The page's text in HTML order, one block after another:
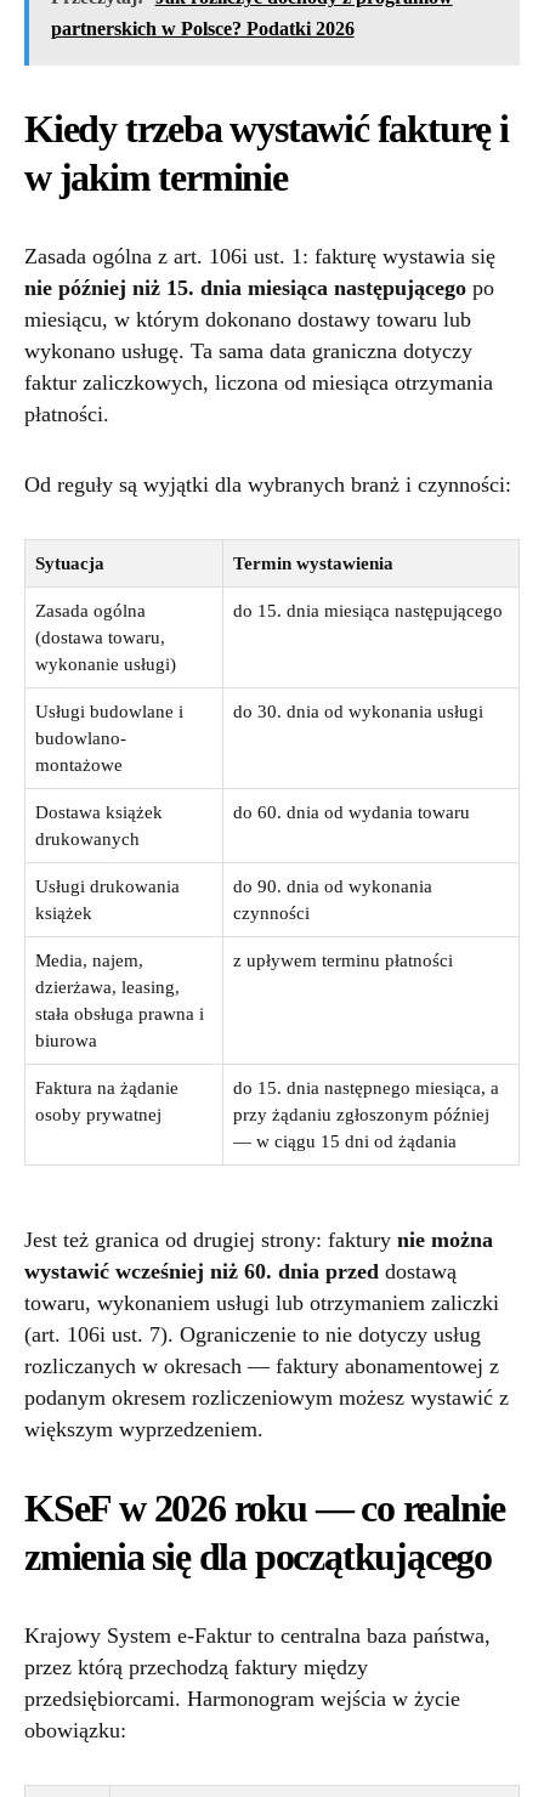
partnerskich w Polsce? Podatki 2026
Kiedy trzeba wystawić fakturę i
w jakim terminie
Zasada ogólna z art. 106i ust. 1: fakturę wystawia się
nie później niż 15. dnia miesiąca następującego po
miesiącu, w którym dokonano dostawy towaru lub
wykonano usługę. Ta sama data graniczna dotyczy
faktur zaliczkowych, liczona od miesiąca otrzymania
płatności.
Od reguły są wyjątki dla wybranych branż i czynności:
Sytuacja Termin wystawienia
Zasada ogólna
(dostawa towaru,
wykonanie usługi)
do 15. dnia miesiąca następującego
Usługi budowlane i
budowlano-
montażowe
do 30. dnia od wykonania usługi
Dostawa książek
drukowanych
do 60. dnia od wydania towaru
Usługi drukowania
książek
do 90. dnia od wykonania
czynności
Media, najem,
dzierżawa, leasing,
stała obsługa prawna i
biurowa
z upływem terminu płatności
Faktura na żądanie
osoby prywatnej
do 15. dnia następnego miesiąca, a
przy żądaniu zgłoszonym później
— w ciągu 15 dni od żądania
Jest też granica od drugiej strony: faktury nie można
wystawić wcześniej niż 60. dnia przed dostawą
towaru, wykonaniem usługi lub otrzymaniem zaliczki
(art. 106i ust. 7). Ograniczenie to nie dotyczy usług
rozliczanych w okresach — faktury abonamentowej z
podanym okresem rozliczeniowym możesz wystawić z
większym wyprzedzeniem.
KSeF w 2026 roku — co realnie
zmienia się dla początkującego
Krajowy System e-Faktur to centralna baza państwa,
przez którą przechodzą faktury między
przedsiębiorcami. Harmonogram wejścia w życie
obowiązku: